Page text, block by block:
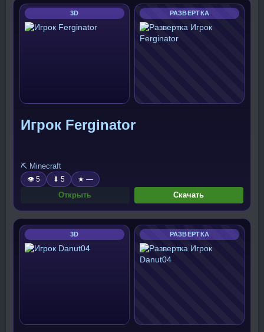
3D РАЗВЕРТКА
Игрок Ferginator
⛏️ Minecraft
👁 5 ⬇ 5 ★ —
Открыть Скачать
3D РАЗВЕРТКА